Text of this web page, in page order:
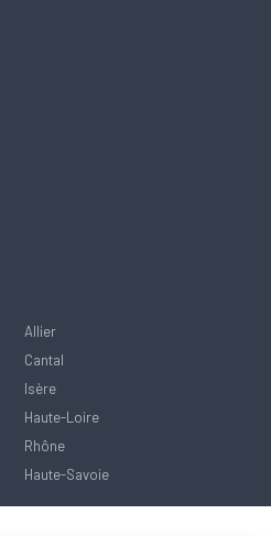
Allier
Cantal
Isère
Haute-Loire
Rhône
Haute-Savoie